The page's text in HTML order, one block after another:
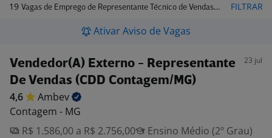
19 Vagas de Emprego de Representante Técnico de Vendas em Contagem - MG FILTRAR
Ativar Aviso de Vagas
Vendedor(A) Externo - Representante
De Vendas (CDD Contagem/MG)
23 jul
4,6
Ambev
Contagem - MG
R$ 1.586,00 a R$ 2.756,00
Ensino Médio (2º Grau)